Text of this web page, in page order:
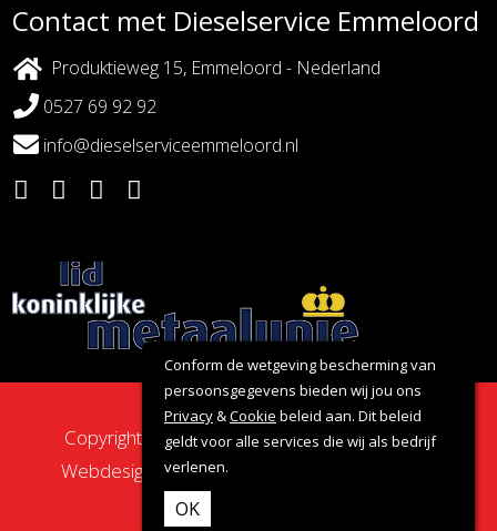
Conform de wetgeving bescherming van
persoonsgegevens bieden wij jou ons
Privacy&Cookie beleid aan. Dit beleid
geldt voor alle services die wij als bedrijf
verlenen.
OK
Contact met Dieselservice Emmeloord
Produktieweg 15, Emmeloord - Nederland
0527 69 92 92
info@dieselserviceemmeloord.nl
Copyright 2026 - Dieselservice Emmeloord |
Webdesign door:Nova Septem
Online Marketing